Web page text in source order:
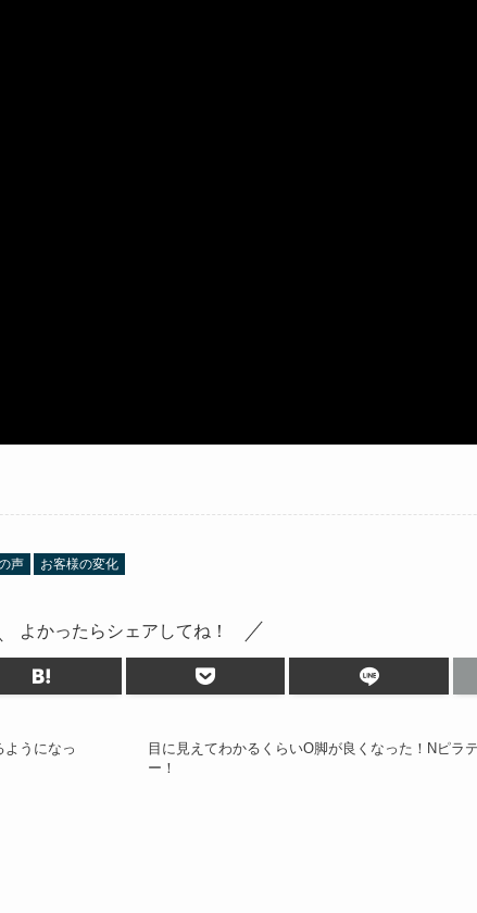
声 お客様の変化
よかったらシェアしてね！
うになっ
目に見えてわかるくらいO脚が良くなった！Nピラ
ー！